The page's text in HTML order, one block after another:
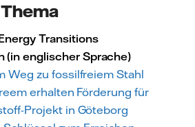
Transitions
(in englischer Sprache)
Weg zu fossilfreiem Stahl
erhalten Förderung für
Projekt in Göteborg